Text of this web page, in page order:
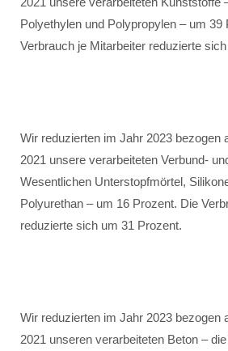
Polyethylen und Polypropylen – um 39
Verbrauch je Mitarbeiter reduzierte
Wir reduzierten im Jahr 2023 bezogen
2021 unsere verarbeiteten Verbund-
Wesentlichen Unterstopfmörtel,
Polyurethan – um 16 Prozent. Die
reduzierte sich um 31 Prozent.
Wir reduzierten im Jahr 2023 bezogen
2021 unseren verarbeiteten Beton –